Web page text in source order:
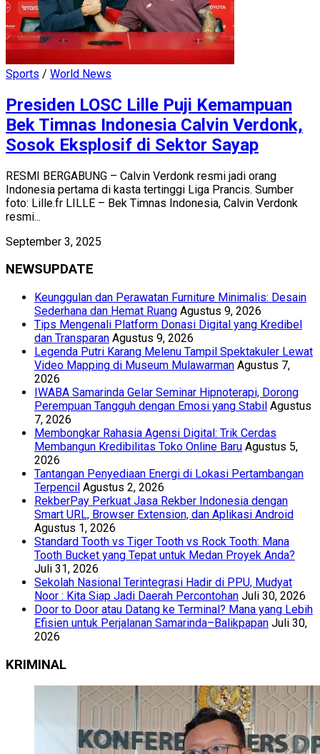
Sports / World News
Presiden LOSC Lille Puji Kemampuan
Bek Timnas Indonesia Calvin Verdonk,
Sosok Eksplosif di Sektor Sayap
RESMI BERGABUNG – Calvin Verdonk resmi jadi orang
Indonesia pertama di kasta tertinggi Liga Prancis. Sumber
foto: Lille.fr LILLE – Bek Timnas Indonesia, Calvin Verdonk
resmi...
September 3, 2025
NEWSUPDATE
Keunggulan dan Perawatan Furniture Minimalis: Desain
Sederhana dan Hemat Ruang Agustus 9, 2026
Tips Mengenali Platform Donasi Digital yang Kredibel
dan Transparan Agustus 9, 2026
Legenda Putri Karang Melenu Tampil Spektakuler Lewat
Video Mapping di Museum Mulawarman Agustus 7,
2026
IWABA Samarinda Gelar Seminar Hipnoterapi, Dorong
Perempuan Tangguh dengan Emosi yang Stabil Agustus
7, 2026
Membongkar Rahasia Agensi Digital: Trik Cerdas
Membangun Kredibilitas Toko Online Baru Agustus 5,
2026
Tantangan Penyediaan Energi di Lokasi Pertambangan
Terpencil Agustus 2, 2026
RekberPay Perkuat Jasa Rekber Indonesia dengan
Smart URL, Browser Extension, dan Aplikasi Android
Agustus 1, 2026
Standard Tooth vs Tiger Tooth vs Rock Tooth: Mana
Tooth Bucket yang Tepat untuk Medan Proyek Anda?
Juli 31, 2026
Sekolah Nasional Terintegrasi Hadir di PPU, Mudyat
Noor : Kita Siap Jadi Daerah Percontohan Juli 30, 2026
Door to Door atau Datang ke Terminal? Mana yang Lebih
Efisien untuk Perjalanan Samarinda–Balikpapan Juli 30,
2026
KRIMINAL